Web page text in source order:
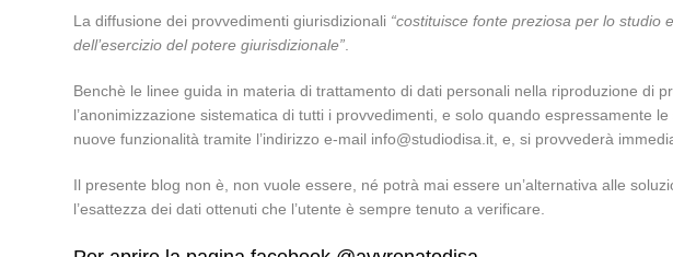
La diffusione dei provvedimenti giurisdizionali “costituisce fonte preziosa per lo studio
dell’esercizio del potere giurisdizionale”
Benchè le linee guida in materia di trattamento di dati personali nella riproduzione di
l’anonimizzazione sistematica di tutti i provvedimenti, e solo quando
nuove funzionalità tramite l’indirizzo e-mail info@studiodisa.it, e, si provvederà
Il presente blog non è, non vuole essere, né potrà mai essere un’alternativa alle
l’esattezza dei dati ottenuti che l’utente è sempre tenuto a verificare.